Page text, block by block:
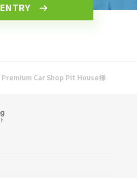
ENTRY
Premium Car Shop Pit House様